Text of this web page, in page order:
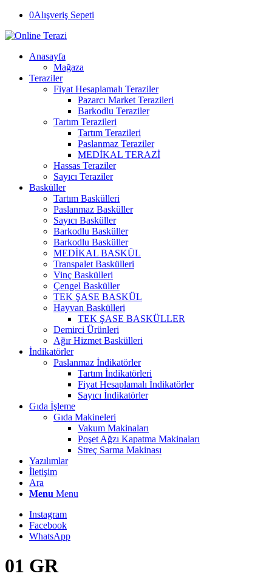
0Alışveriş Sepeti
Anasayfa
Mağaza
Teraziler
Fiyat Hesaplamalı Teraziler
Pazarcı Market Terazileri
Barkodlu Teraziler
Tartım Terazileri
Tartım Terazileri
Paslanmaz Teraziler
MEDİKAL TERAZİ
Hassas Teraziler
Sayıcı Teraziler
Basküller
Tartım Baskülleri
Paslanmaz Basküller
Sayıcı Basküller
Barkodlu Basküller
Barkodlu Basküller
MEDİKAL BASKÜL
Transpalet Baskülleri
Vinç Baskülleri
Çengel Basküller
TEK ŞASE BASKÜL
Hayvan Baskülleri
TEK ŞASE BASKÜLLER
Demirci Ürünleri
Ağır Hizmet Baskülleri
İndikatörler
Paslanmaz İndikatörler
Tartım İndikatörleri
Fiyat Hesaplamalı İndikatörler
Sayıcı İndikatörler
Gıda İşleme
Gıda Makineleri
Vakum Makinaları
Poşet Ağzı Kapatma Makinaları
Streç Sarma Makinası
Yazılımlar
İletişim
Ara
Menu Menu
Instagram
Facebook
WhatsApp
01 GR